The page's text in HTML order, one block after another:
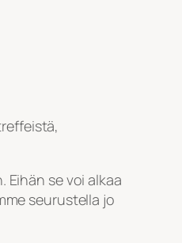
se voi alkaa
seurustella jo